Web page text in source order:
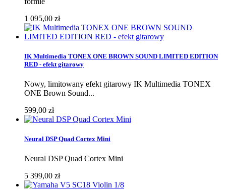
1 095,00 zł
IK Multimedia TONEX ONE BROWN SOUND LIMITED EDITION
RED - efekt gitarowy
Nowy, limitowany efekt gitarowy IK Multimedia TONEX
ONE Brown Sound...
599,00 zł
Neural DSP Quad Cortex Mini
Neural DSP Quad Cortex Mini
5 399,00 zł